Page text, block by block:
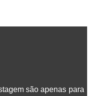
são apenas para